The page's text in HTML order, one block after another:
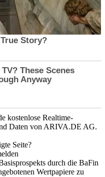
kostenlose Realtime-
Daten von ARIVA.DE AG.
Seite?
durch die BaFin
Wertpapiere zu